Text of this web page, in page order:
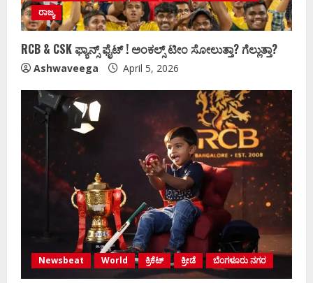
ರಾಜ್ಯ
RCB & CSK ಫ್ಯಾನ್ಸ್‌ ಫೈಟ್ !‌ ಅಂಕಲ್ಸ್‌ ಟೀಂ ಸೋಲುತ್ತಾ? ಗೆಲ್ಲುತ್ತಾ?
Ashwaveega April 5, 2026
Newsbeat World ಕ್ರಿಕೆಟ್ ಕ್ರೀಡೆ ಬೆಂಗಳೂರು ನಗರ